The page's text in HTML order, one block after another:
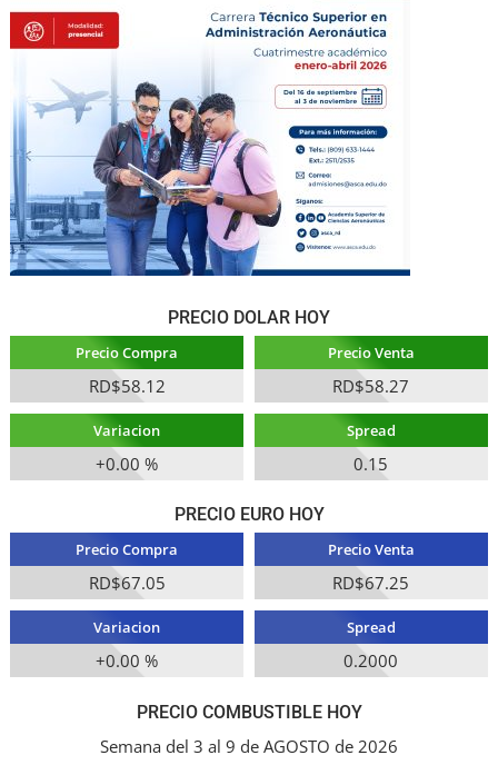
PRECIO DOLAR HOY
Precio Compra
RD$58.12
Precio Venta
RD$58.27
Variacion
+0.00 %
Spread
0.15
PRECIO EURO HOY
Precio Compra
RD$67.05
Precio Venta
RD$67.25
Variacion
+0.00 %
Spread
0.2000
PRECIO COMBUSTIBLE HOY
Semana del 3 al 9 de AGOSTO de 2026